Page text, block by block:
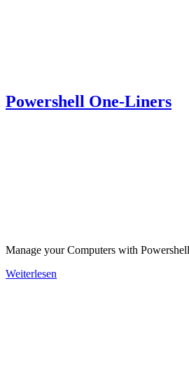
Powershell One-Liners
Manage your Computers with
Weiterlesen